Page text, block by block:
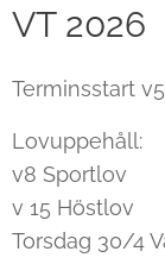
VT 2026
Terminsstart
Lovuppehåll:
v8 Sportlov
v 15 Höstlov
Torsdag 30/4